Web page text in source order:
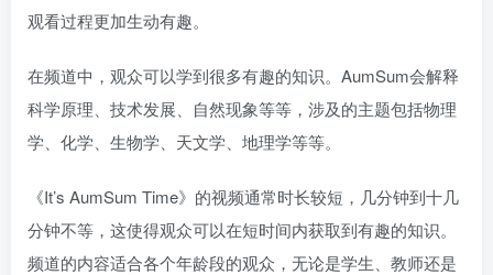
观看过程更加生动有趣。
在频道中，观众可以学到很多有趣的知识。AumSum会解释
科学原理、技术发展、自然现象等等，涉及的主题包括物理
学、化学、生物学、天文学、地理学等等。
《It’s AumSum Time》的视频通常时长较短，几分钟到十几
分钟不等，这使得观众可以在短时间内获取到有趣的知识。
频道的内容适合各个年龄段的观众，无论是学生、教师还是